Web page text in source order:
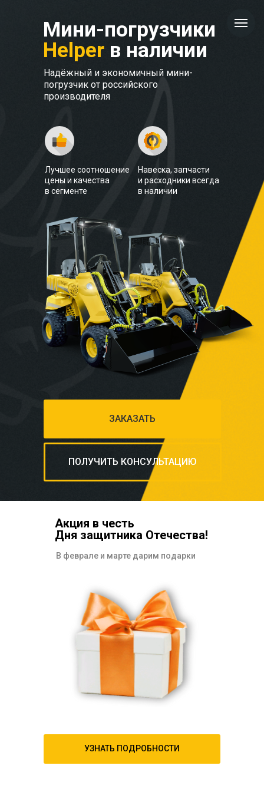
Мини-погрузчики
Helper в наличии
Надёжный и экономичный мини-
погрузчик от российского
производителя
Лучшее соотношение
цены и качества
в сегменте
Навеска, запчасти
и расходники всегда
в наличии
ЗАКАЗАТЬ
ПОЛУЧИТЬ КОНСУЛЬТАЦИЮ
Акция в честь
Дня защитника Отечества!
УЗНАТЬ ПОДРОБНОСТИ
В феврале и марте дарим подарки